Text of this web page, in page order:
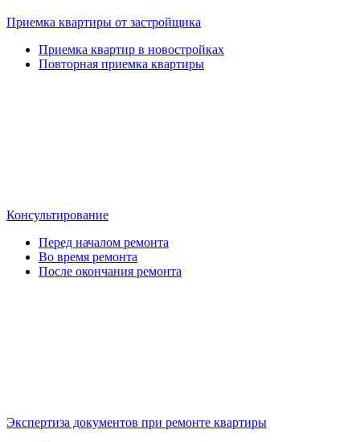
Приемка квартиры от застройщика
Приемка квартир в новостройках
Повторная приемка квартиры
Консультирование
Перед началом ремонта
Во время ремонта
После окончания ремонта
Экспертиза документов при ремонте квартиры